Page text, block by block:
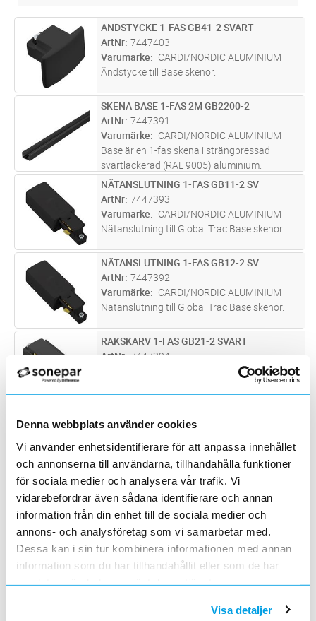
Denna webbplats använder cookies
Vi använder enhetsidentifierare för att anpassa innehållet
och annonserna till användarna, tillhandahålla funktioner
för sociala medier och analysera vår trafik. Vi
vidarebefordrar även sådana identifierare och annan
information från din enhet till de sociala medier och
annons- och analysföretag som vi samarbetar med.
Dessa kan i sin tur kombinera informationen med annan
information som du har tillhandahållit eller som de har
samlat in när du har använt deras tjänster.
Visa detaljer
ST Lägg i kundvagn
ÄNDSTYCKE 1-FAS GB41-2 SVART
ArtNr 7447403
Varumärke
CARDI/NORDIC ALUMINIUM
Ändstycke till Base skenor.
ST Lägg i kundvagn
SKENA BASE 1-FAS 2M GB2200-2
ArtNr 7447391
Varumärke
CARDI/NORDIC ALUMINIUM
Base är en 1-fas skena i strängpressad
svartlackerad (RAL 9005) aluminium.
Monteras i tak, på vägg eller pendlat, minst
2,2m över golv. Skenans öppning får ej vara
riktad uppåt. Inom område som är av...läs
mer
ST Lägg i kundvagn
NÄTANSLUTNING 1-FAS GB11-2 SV
ArtNr 7447393
Varumärke
CARDI/NORDIC ALUMINIUM
Nätanslutning till Global Trac Base skenor.
ST Lägg i kundvagn
NÄTANSLUTNING 1-FAS GB12-2 SV
ArtNr 7447392
Varumärke
CARDI/NORDIC ALUMINIUM
Nätanslutning till Global Trac Base skenor.
ST Lägg i kundvagn
RAKSKARV 1-FAS GB21-2 SVART
ArtNr 7447394
CARDI/NORDIC ALUMINIUM
Rak skarv till Global Trac Base skenor.
ST Lägg i kundvagn
SKENA BASE 1-F 3M GB2300-2
Varumärke CARDI/NORDIC ALUMINIUM
Base är en 1-fas skena i strängpressad
svartlackerad (RAL 9005) aluminium.
Monteras i tak, på vägg eller pendlat, minst
2,2m över golv. Skenans öppning får ej vara
mer
ST Lägg i kundvagn
MITTANSL. 1-FAS GB14-2 SVART
ArtNr 7447395
Varumärke
CARDI/NORDIC ALUMINIUM
Mittanslutning till Global Trac Base skenor.
ST
CARDI/NORDIC ALUMINIUM